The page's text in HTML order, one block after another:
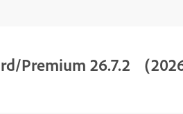
Premium 26.7.2 （